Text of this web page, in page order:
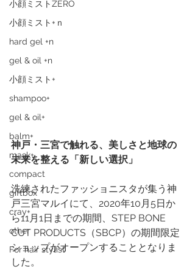
小顔ミストZERO
小顔ミスト+ｎ
hard gel +n
gel & oil +n
小顔ミスト+
shampoo+
gel & oil+
balm+
mask+
compact
giftbox
cray+
other
For hair stylist
神戸・三宮で触れる、美しさと地球の
未来を整える「新しい選択」
洗練されたファッショニスタが集う神
戸三宮マルイにて、2020年10月5日か
ら11月1日までの期間、STEP BONE
CUT PRODUCTS（SBCP）の期間限定
ショップがオープンすることとなりま
した。